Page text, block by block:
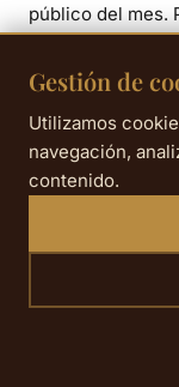
público del mes.
localizar otros
salones abiertos
.
Qué hacer
según el
Gestión de
Utilizamos
navegación,
contenido.